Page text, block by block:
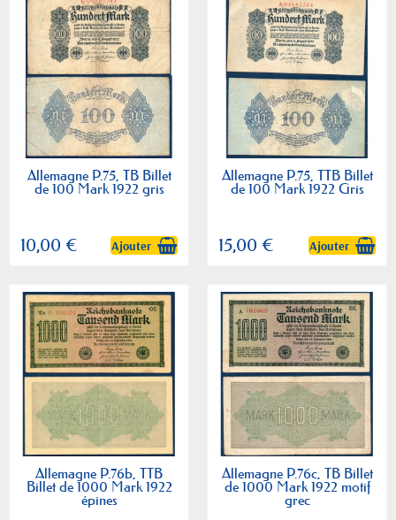
Allemagne P.75, TB Billet
de 100 Mark 1922 gris
10,00 € Ajouter
Allemagne P.75, TTB Billet
de 100 Mark 1922 Gris
15,00 € Ajouter
Allemagne P.76b, TTB
Billet de 1000 Mark 1922
épines
Allemagne P.76c, TB Billet
de 1000 Mark 1922 motif
grec